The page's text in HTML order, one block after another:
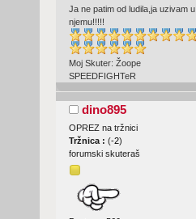
Ja ne patim od ludila,ja uzivam u
njemu!!!!!
Moj Skuter: Žoope
SPEEDFIGHTeR
dino895
OPREZ na tržnici
Tržnica : (-2)
forumski skuteraš